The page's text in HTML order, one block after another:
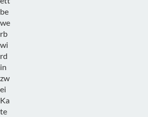
be
we
rb
wi
rd
in
zw
ei
Ka
te